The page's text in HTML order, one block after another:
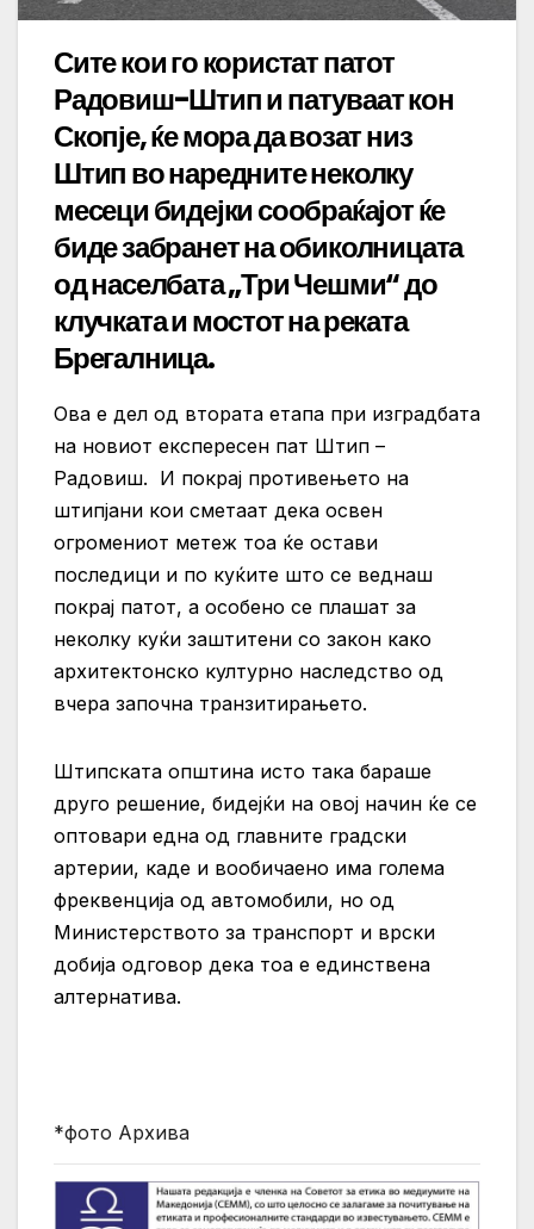
Сите кои го користат патот
Радовиш-Штип и патуваат кон
Скопје, ќе мора да возат низ
Штип во наредните неколку
месеци бидејки сообраќајот ќе
биде забранет на обиколницата
од населбата „Три Чешми“ до
клучката и мостот на реката
Брегалница.
Ова е дел од втората етапа при изградбата
на новиот експересен пат Штип –
Радовиш. И покрај противењето на
штипјани кои сметаат дека освен
огромениот метеж тоа ќе остави
последици и по куќите што се веднаш
покрај патот, а особено се плашат за
неколку куќи заштитени со закон како
архитектонско културно наследство од
вчера започна транзитирањето.
Штипската општина исто така бараше
друго решение, бидејќи на овој начин ќе се
оптовари една од главните градски
артерии, каде и вообичаено има голема
фреквенција од автомобили, но од
Министерството за транспорт и врски
добија одговор дека тоа е единствена
алтернатива.
*фото Архива